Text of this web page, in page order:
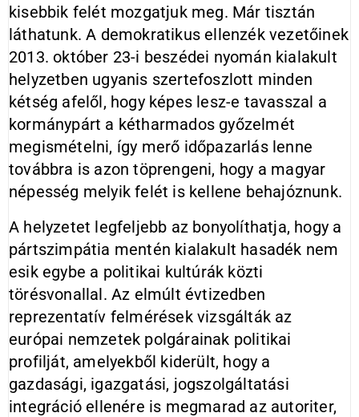
kisebbik felét mozgatjuk meg. Már tisztán
láthatunk. A demokratikus ellenzék vezetőinek
2013. október 23-i beszédei nyomán kialakult
helyzetben ugyanis szertefoszlott minden
kétség afelől, hogy képes lesz-e tavasszal a
kormánypárt a kétharmados győzelmét
megismételni, így merő időpazarlás lenne
továbbra is azon töprengeni, hogy a magyar
népesség melyik felét is kellene behajóznunk.
A helyzetet legfeljebb az bonyolíthatja, hogy a
pártszimpátia mentén kialakult hasadék nem
esik egybe a politikai kultúrák közti
törésvonallal. Az elmúlt évtizedben
reprezentatív felmérések vizsgálták az
európai nemzetek polgárainak politikai
profilját, amelyekből kiderült, hogy a
gazdasági, igazgatási, jogszolgáltatási
integráció ellenére is megmarad az autoriter,